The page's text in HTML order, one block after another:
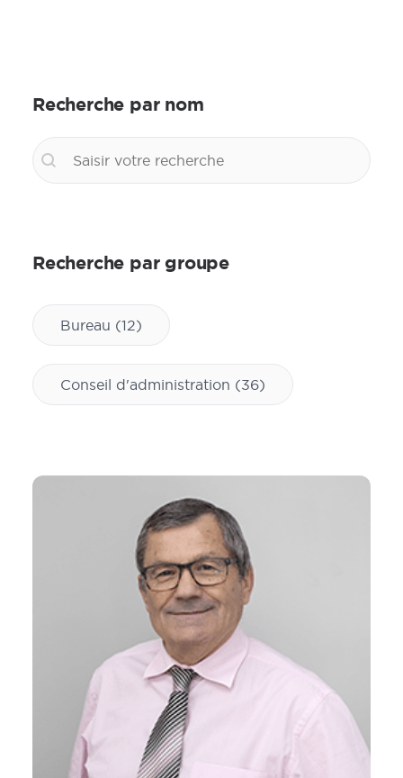
Recherche par nom
Recherche par nom
Recherche par nom
Recherche par groupe
Recherche par groupe
Bureau (12)
Conseil d'administration (36)